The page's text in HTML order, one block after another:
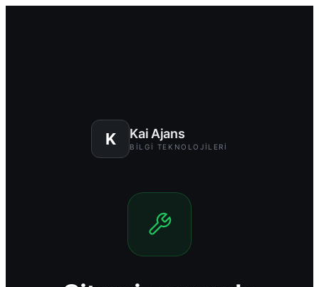
K Kai Ajans
BILGI TEKNOLOJILERI